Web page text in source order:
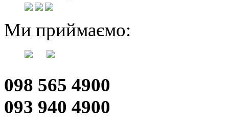
Ми приймаємо:
098 565 4900
093 940 4900